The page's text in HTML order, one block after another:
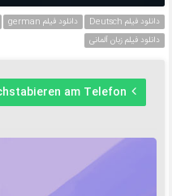
دانلود فیلم Deutsch دانلود فیلم german
دانلود فیلم زبان آلمانی
am Telefon